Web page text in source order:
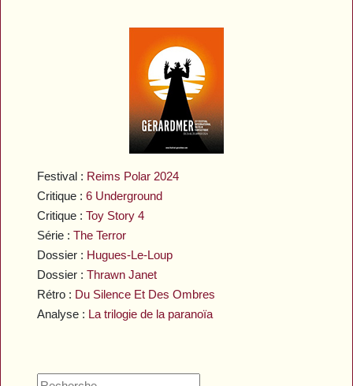
Festival : Reims Polar 2024
Critique :6 Underground
Critique :Toy Story 4
Série :The Terror
Dossier : Hugues-Le-Loup
Dossier :Thrawn Janet
Rétro : Du Silence Et Des Ombres
Analyse : La trilogie de la paranoïa